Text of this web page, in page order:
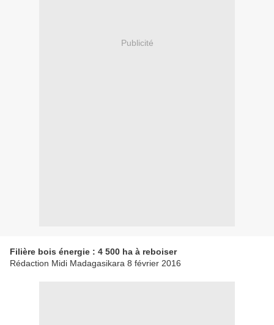
Publicité
Filière bois énergie : 4 500 ha à reboiser
Rédaction Midi Madagasikara 8 février 2016